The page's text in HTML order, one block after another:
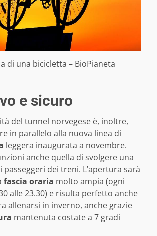
di una bicicletta – BioPianeta
e sicuro
del tunnel norvegese è, inoltre,
in parallelo alla nuova linea di
leggera inaugurata a novembre.
anche quella di svolgere una
passeggeri dei treni. L’apertura sarà
fascia oraria molto ampia (ogni
alle 23.30) e risulta perfetto anche
allenarsi in inverno, anche grazie
mantenuta costate a 7 gradi